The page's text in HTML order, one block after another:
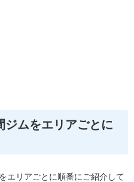
ジムをエリアごとに
エリアごとに順番にご紹介して